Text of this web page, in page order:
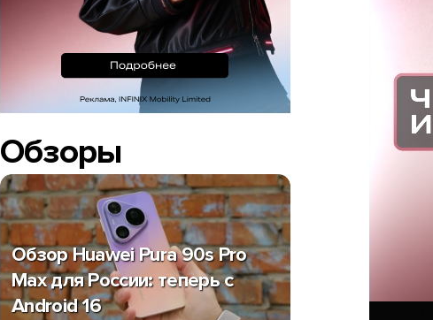
Обзоры
Обзор Huawei Pura 90s Pro
Max для России: теперь с
Android 16